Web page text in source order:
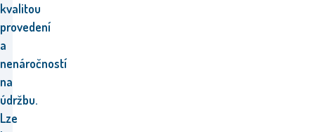
kvalitou
provedení
a
nenáročností
na
údržbu.
Lze